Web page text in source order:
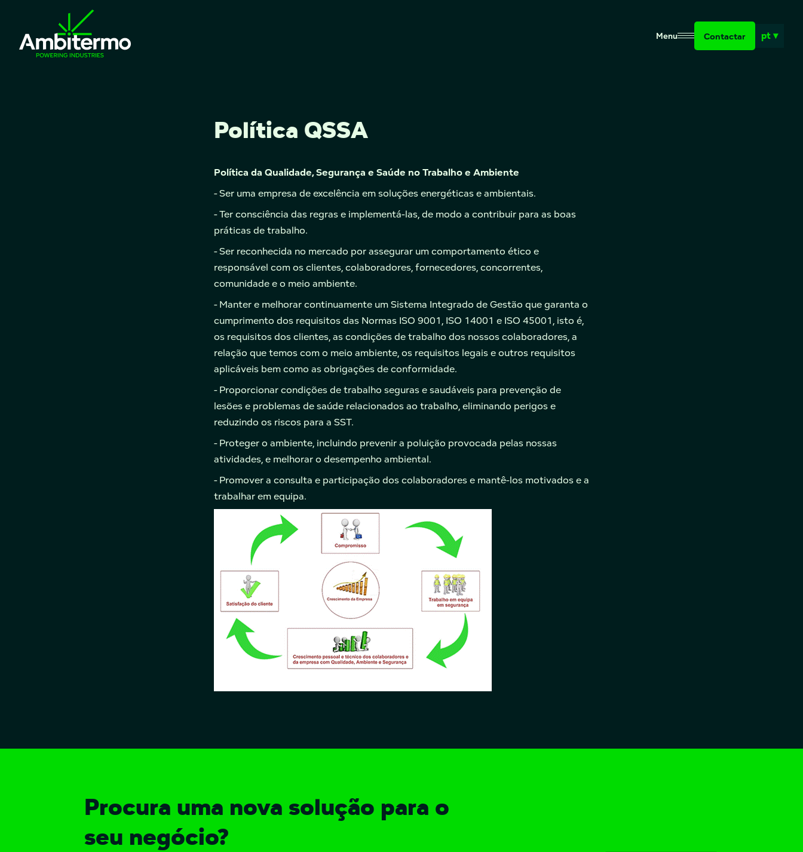
Menu Contactar pt ▾
Política QSSA
Política da Qualidade, Segurança e Saúde no Trabalho e Ambiente
- Ser uma empresa de excelência em soluções energéticas e ambientais.
- Ter consciência das regras e implementá-las, de modo a contribuir para as boas
práticas de trabalho.
- Ser reconhecida no mercado por assegurar um comportamento ético e
responsável com os clientes, colaboradores, fornecedores, concorrentes,
comunidade e o meio ambiente.
- Manter e melhorar continuamente um Sistema Integrado de Gestão que garanta o
cumprimento dos requisitos das Normas ISO 9001, ISO 14001 e ISO 45001, isto é,
os requisitos dos clientes, as condições de trabalho dos nossos colaboradores, a
relação que temos com o meio ambiente, os requisitos legais e outros requisitos
aplicáveis bem como as obrigações de conformidade.
- Proporcionar condições de trabalho seguras e saudáveis para prevenção de
lesões e problemas de saúde relacionados ao trabalho, eliminando perigos e
reduzindo os riscos para a SST.
- Proteger o ambiente, incluindo prevenir a poluição provocada pelas nossas
atividades, e melhorar o desempenho ambiental.
- Promover a consulta e participação dos colaboradores e mantê-los motivados e a
trabalhar em equipa.
Procura uma nova solução para o
seu negócio?